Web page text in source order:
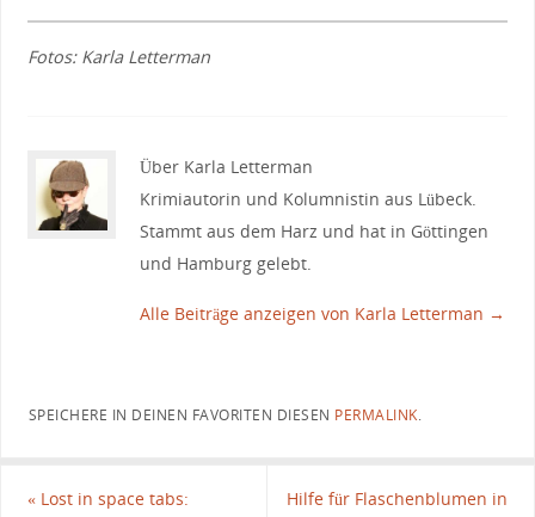
Fotos: Karla Letterman
Über Karla Letterman
Krimiautorin und Kolumnistin aus Lübeck.
Stammt aus dem Harz und hat in Göttingen
und Hamburg gelebt.
Alle Beiträge anzeigen von Karla Letterman →
SPEICHERE IN DEINEN FAVORITEN DIESEN PERMALINK.
«Lost in space tabs:
Hilfe für Flaschenblumen in